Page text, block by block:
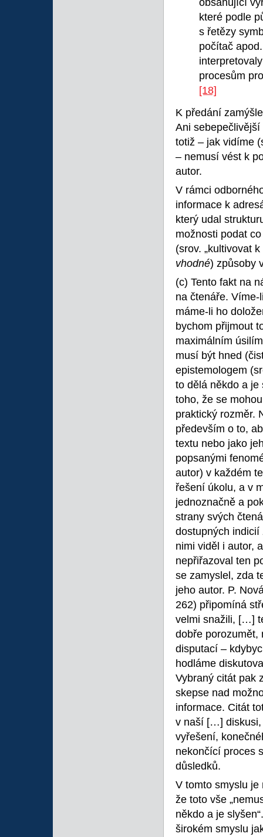
obsahující
které podle
s řetězy
počítač
procesům
[18]
K předání
Ani
totiž – jak vidíme
– nemusí vést k
autor.
V rámci
informace k
který udal
možnosti podat
(srov. „kultivovat
vhodné) způsoby
(c) Tento fakt na
na čtenáře.
máme-li ho
bychom přijmout
maximálním
musí být hned
epistemologem
to dělá někdo a je
toho, že se
praktický rozměr.
především o to,
textu nebo jako
popsanými
autor) v každém
řešení úkolu, a v
jednoznačně a
strany svých
dostupných indicií
nimi viděl i autor,
nepřiřazoval ten
se zamyslel, zda
jeho autor. P.
262) připomíná
velmi snažili, […]
dobře porozumět,
disputací –
hodláme
Vybraný citát pak
skepse nad
informace. Citát
v naší […] diskusi,
vyřešení,
nekončící proces
důsledků.
V tomto smyslu
že toto vše
někdo a je
širokém smyslu